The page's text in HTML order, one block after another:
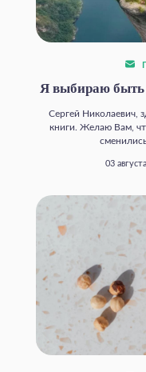
Я выбираю
Сергей Николаевич,
книги. Желаю Вам,
03